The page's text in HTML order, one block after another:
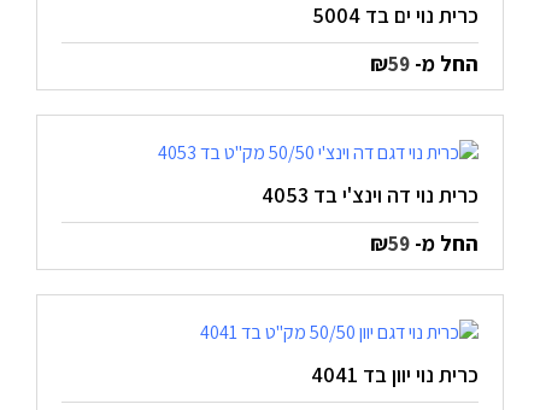
כרית נוי ים בד 5004
החל מ-
₪59
כרית נוי דה וינצ'י בד 4053
החל מ-
₪59
כרית נוי יוון בד 4041